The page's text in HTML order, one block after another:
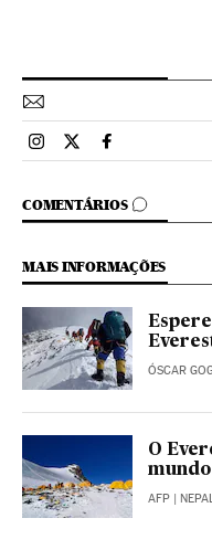
Esportes El País Brasil
Esportes El País
Esportes El
COMENTÁRIOS
COMENTÁRIOS
MAIS INFORMAÇÕES
ÓSCAR
O
mundo
AFP |